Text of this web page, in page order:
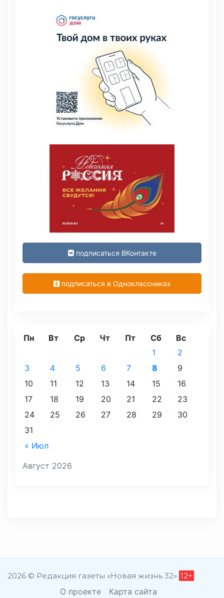
подписаться ВКонтакте
подписаться в Одноклассниках
Август 2026
Пн Вт Ср Чт Пт Сб Вс
« Июл
1
2
3
4 5 6 7 8
9
10
11 12 13 14 15
16
17
18 19 20 21 22
23
24
25 26 27 28 29
30
31
2026 © Редакция газеты «Новая жизнь 32» 12+
О проекте Карта сайта